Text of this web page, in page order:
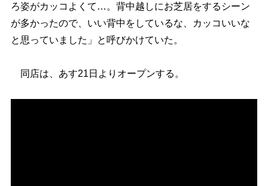
ろ姿がカッコよくて…。背中越しにお芝居をするシーン
が多かったので、いい背中をしているな、カッコいいな
と思っていました」と呼びかけていた。
同店は、あす21日よりオープンする。